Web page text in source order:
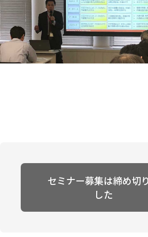
セミナー募集は締め切
した